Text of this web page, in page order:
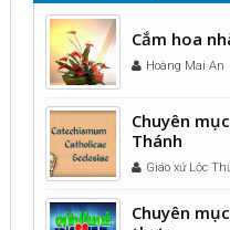
Cắm hoa
Hoàng Mai An
Chuyên
Thánh
Giáo xứ Lộc
Chuyên